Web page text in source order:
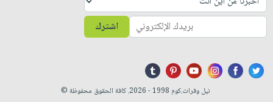
اشترك
نيل وفرات.كوم 1998 - 2026. كافة الحقوق محفوظة ©